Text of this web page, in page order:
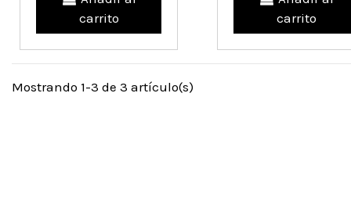
carrito
carrito
Mostrando 1-3 de 3 artículo(s)